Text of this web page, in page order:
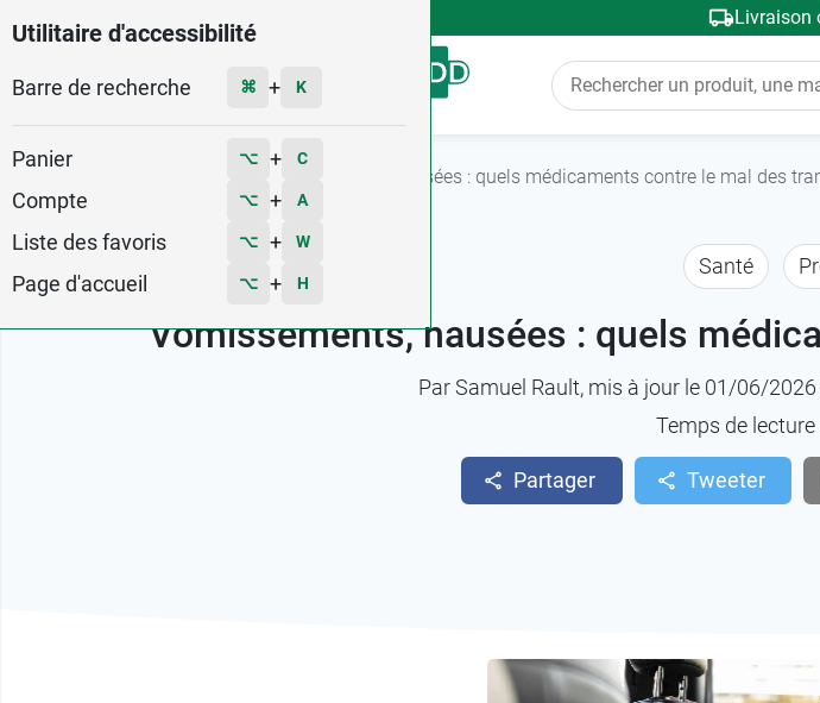
Utilitaire d'accessibilité
Barre de recherche ⌘ + K
Panier ⌥ + C
Compte ⌥ + A
Liste des favoris ⌥ + W
Page d'accueil ⌥ + H
Livraison
Menu
Vomissements, nausées : quels médicaments contre le mal des
Santé
Vomissements, nausées : quels
ParSamuel Rault, mis à jour le 01/06/
Temps de lecture
Partager Tweeter